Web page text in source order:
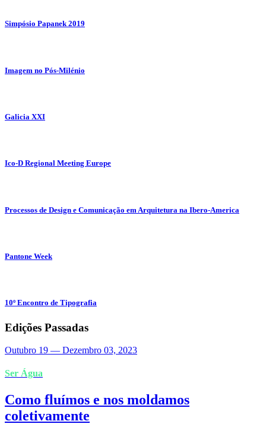
Simpósio Papanek 2019
Imagem no Pós-Milénio
Galicia XXI
Ico-D Regional Meeting Europe
Processos de Design e Comunicação em Arquitetura na Ibero-America
Pantone Week
10º Encontro de Tipografia
Edições Passadas
Outubro 19 — Dezembro 03, 2023
Ser Água
Como fluímos e nos moldamos
coletivamente